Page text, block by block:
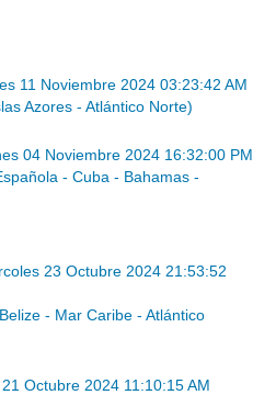
11 Noviembre 2024 03:23:42 AM
Azores - Atlántico Norte)
04 Noviembre 2024 16:32:00 PM
- Cuba - Bahamas -
23 Octubre 2024 21:53:52
- Mar Caribe - Atlántico
Octubre 2024 11:10:15 AM